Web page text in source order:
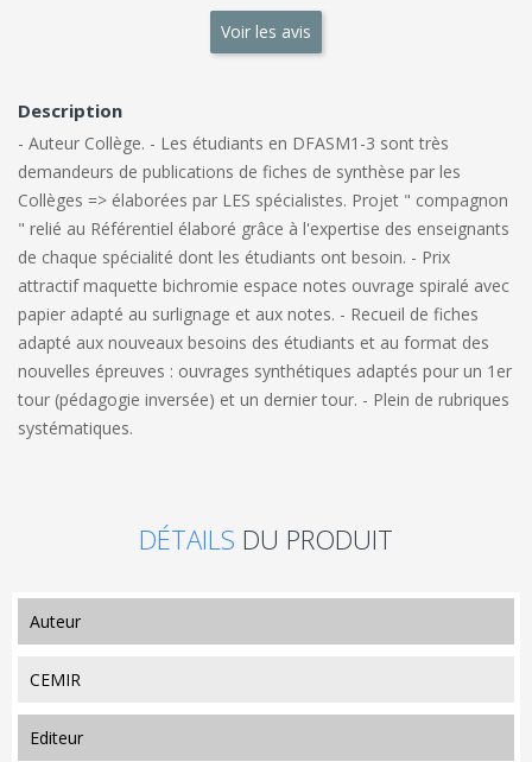
Voir les avis
Description
- Auteur Collège. - Les étudiants en DFASM1-3 sont très
demandeurs de publications de fiches de synthèse par les
Collèges => élaborées par LES spécialistes. Projet " compagnon
" relié au Référentiel élaboré grâce à l'expertise des enseignants
de chaque spécialité dont les étudiants ont besoin. - Prix
attractif maquette bichromie espace notes ouvrage spiralé avec
papier adapté au surlignage et aux notes. - Recueil de fiches
adapté aux nouveaux besoins des étudiants et au format des
nouvelles épreuves : ouvrages synthétiques adaptés pour un 1er
tour (pédagogie inversée) et un dernier tour. - Plein de rubriques
systématiques.
DÉTAILS DU PRODUIT
auteur
CEMIR
editeur